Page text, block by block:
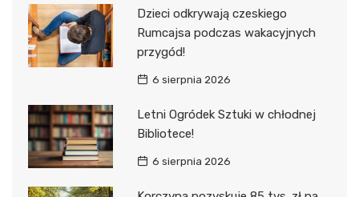
Dzieci odkrywają czeskiego
Rumcajsa podczas wakacyjnych
przygód!
6 sierpnia 2026
Letni Ogródek Sztuki w chłodnej
Bibliotece!
6 sierpnia 2026